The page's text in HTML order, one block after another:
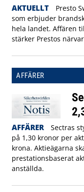
AKTUELLT
Presto
som erbjuder
hela landet. Affären
stärker Prestos
AFFÄRER
AFFÄRER
Sectras
på 1,30 kronor per
krona. Aktieägarna
prestationsbaserat
anställda.